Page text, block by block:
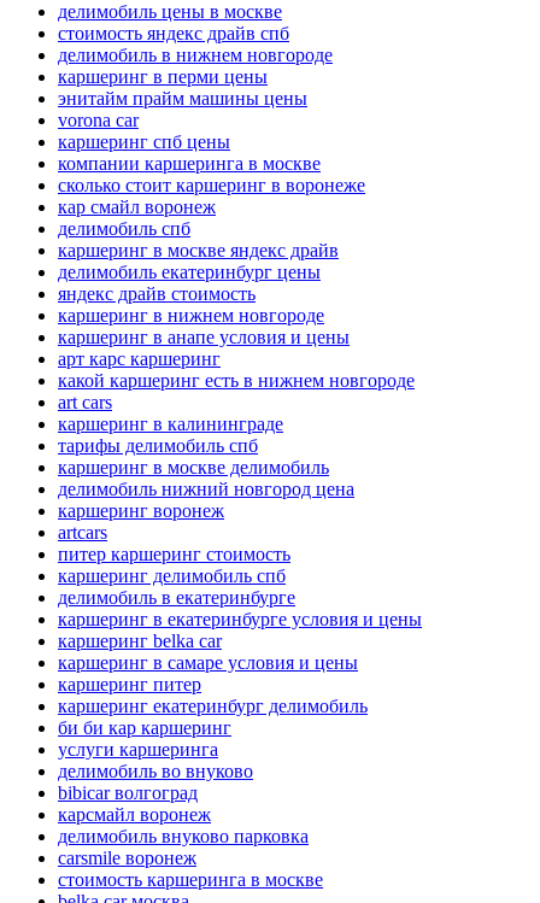
делимобиль цены в москве
стоимость яндекс драйв спб
делимобиль в нижнем новгороде
каршеринг в перми цены
энитайм прайм машины цены
vorona car
каршеринг спб цены
компании каршеринга в москве
сколько стоит каршеринг в воронеже
кар смайл воронеж
делимобиль спб
каршеринг в москве яндекс драйв
делимобиль екатеринбург цены
яндекс драйв стоимость
каршеринг в нижнем новгороде
каршеринг в анапе условия и цены
арт карс каршеринг
какой каршеринг есть в нижнем новгороде
art cars
каршеринг в калининграде
тарифы делимобиль спб
каршеринг в москве делимобиль
делимобиль нижний новгород цена
каршеринг воронеж
artcars
питер каршеринг стоимость
каршеринг делимобиль спб
делимобиль в екатеринбурге
каршеринг в екатеринбурге условия и цены
каршеринг belka car
каршеринг в самаре условия и цены
каршеринг питер
каршеринг екатеринбург делимобиль
би би кар каршеринг
услуги каршеринга
делимобиль во внуково
bibicar волгоград
карсмайл воронеж
делимобиль внуково парковка
carsmile воронеж
стоимость каршеринга в москве